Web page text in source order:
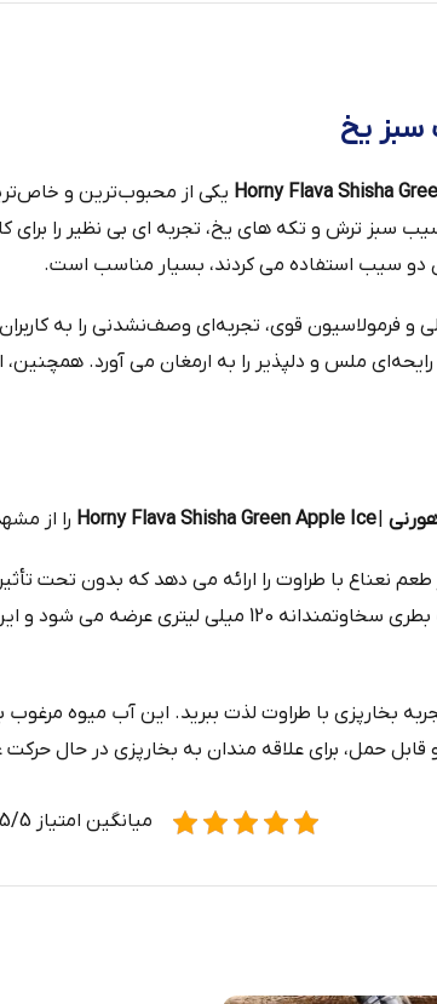
سبز یخ
یکی از محبوب‌ترین و
سبز ترش و تکه‌ های یخ، تجربه‌ ای بی‌ نظیر را برای
دو سیب استفاده می‌ کردند، بسیار مناسب است.
ملس و دلپذیر را به ارمغان می‌ آورد.
Horny Flava Shisha Green Apple Ice را از
طعم نعناع با طراوت را ارائه می‌ دهد که بدون تحت
تجربه لذت‌ بخش بخار ساخته شده است، در یک بطری
حمل، برای علاقه مندان به بخارپزی در حال
میانگین امتیاز 5/5 تعداد رأی دهنده (4)